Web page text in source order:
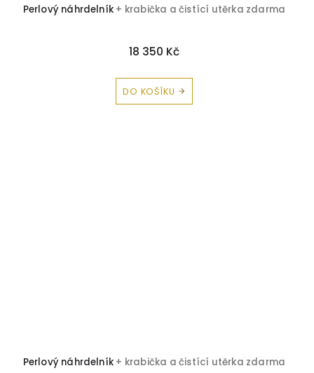
Perlový náhrdelník + krabička a čistící utěrka zdarma
18 350 Kč
DO KOŠÍKU
Perlový náhrdelník + krabička a čistící utěrka zdarma